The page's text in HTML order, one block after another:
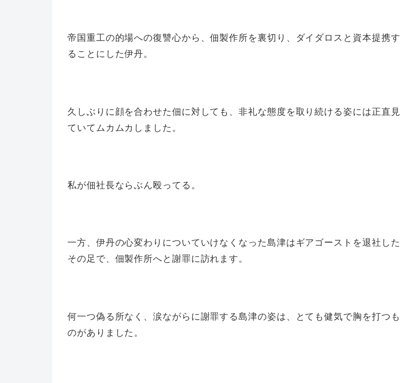
帝国重工の的場への復讐心から、佃製作所を裏切り、ダイダロスと資本提携す
ることにした伊丹。
久しぶりに顔を合わせた佃に対しても、非礼な態度を取り続ける姿には正直見
ていてムカムカしました。
私が佃社長ならぶん殴ってる。
一方、伊丹の心変わりについていけなくなった島津はギアゴーストを退社した
その足で、佃製作所へと謝罪に訪れます。
何一つ偽る所なく、涙ながらに謝罪する島津の姿は、とても健気で胸を打つも
のがありました。